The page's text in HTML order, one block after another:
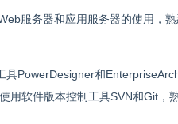
服务器和应用服务器的使用，
PowerDesigner和
使用软件版本控制工具SVN和Git